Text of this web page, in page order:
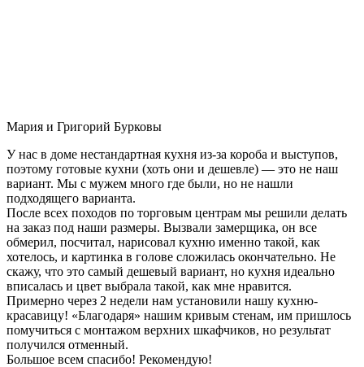
Мария и Григорий Бурковы
У нас в доме нестандартная кухня из-за короба и выступов,
поэтому готовые кухни (хоть они и дешевле) — это не наш
вариант. Мы с мужем много где были, но не нашли
подходящего варианта.
После всех походов по торговым центрам мы решили делать
на заказ под наши размеры. Вызвали замерщика, он все
обмерил, посчитал, нарисовал кухню именно такой, как
хотелось, и картинка в голове сложилась окончательно. Не
скажу, что это самый дешевый вариант, но кухня идеально
вписалась и цвет выбрала такой, как мне нравится.
Примерно через 2 недели нам установили нашу кухню-
красавицу! «Благодаря» нашим кривым стенам, им пришлось
помучиться с монтажом верхних шкафчиков, но результат
получился отменный.
Большое всем спасибо! Рекомендую!